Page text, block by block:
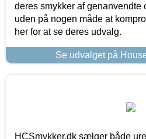
deres smykker af genanvendte
uden på nogen måde at
her for at se deres udvalg.
Se udvalget på
HCSmykker.dk sælger både